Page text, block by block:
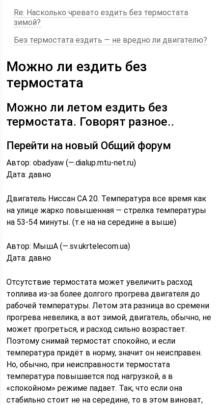
Re: Насколько чревато ездить без термостата
зимой?
Без термостата ездить — не вредно ли двигателю?
Можно ли ездить без
термостата
Можно ли летом ездить без
термостата. Говорят разное..
Перейти на новый Общий форум
Автор: obadyaw (—.dialup.mtu-net.ru)
Дата: давно
Двигатель Ниссан СА 20. Температура все время как
на улице жарко повышенная — стрелка температуры
на 53-54 минуты. (т.е на на середине а выше)
Автор: МышА (—.sv.ukrtelecom.ua)
Дата: давно
Отсутствие термостата может увеличить расход
топлива из-за более долгого прогрева двигателя до
рабочей температуры. Летом эта разница во сремени
прогрева невелика, а вот зимой, двигатель, обычно, не
может прогреться, и расход сильно возрастает.
Поэтому снимай термостат спокойно, и если
температура придёт в норму, значит он неисправен.
Но, обычно, при неисправности термостата
температура повышается под нагрузкой, а в
«спокойном» режиме падает. Так, что если она
стабильно стоит не на середине, то в этом виноват,